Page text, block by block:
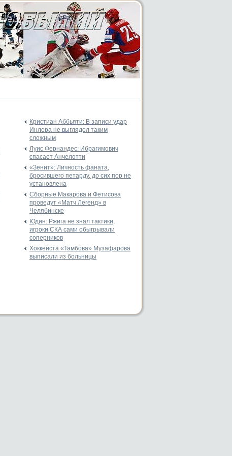
Кристиан Аббьяти: В записи удар
Инлера не выглядел таким
сложным
Луис Фернандес: Ибрагимович
спасает Анчелотти
«Зенит»: Личность фаната,
бросившего петарду, до сих пор не
установлена
Сборные Макарова и Фетисова
проведут «Матч Легенд» в
Челябинске
Юдин: Ржига не знал тактики,
игроки СКА сами обыгрывали
соперников
Хоккеиста «Тамбова» Музафарова
выписали из больницы